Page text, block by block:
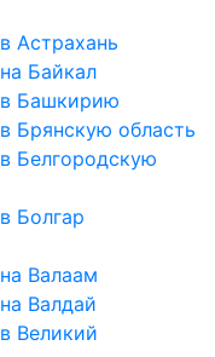
Астрахань
Байкал
Башкирию
Брянскую область
Белгородскую
Болгар
Валаам
Валдай
Великий